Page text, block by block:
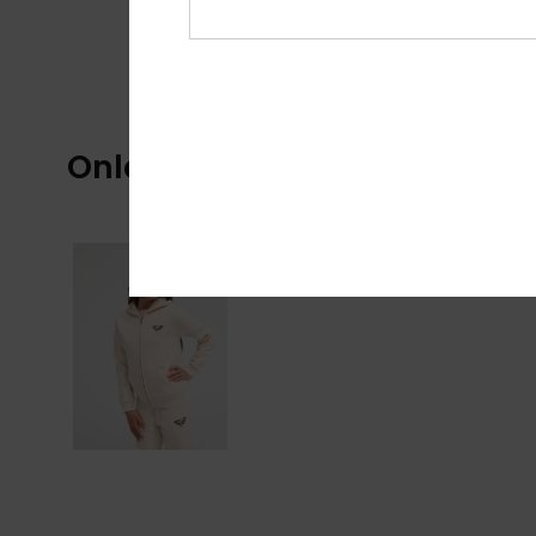
Onlangs bekeken